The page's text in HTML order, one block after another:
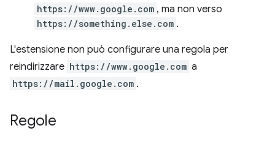
https://www.google.com , ma non verso
https://something.else.com .
L'estensione non può configurare una regola per
reindirizzare https://www.google.com a
https://mail.google.com .
Regole